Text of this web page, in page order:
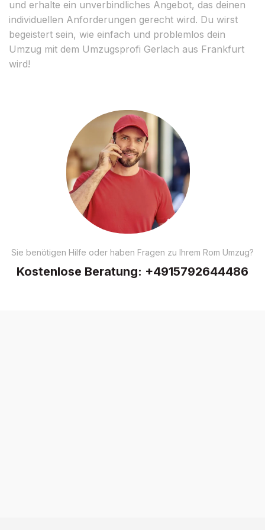
und erhalte ein unverbindliches Angebot, das deinen
individuellen Anforderungen gerecht wird. Du wirst
begeistert sein, wie einfach und problemlos dein
Umzug mit dem Umzugsprofi Gerlach aus Frankfurt
wird!
Sie benötigen Hilfe oder haben Fragen zu Ihrem Rom Umzug?
Kostenlose Beratung: +4915792644486